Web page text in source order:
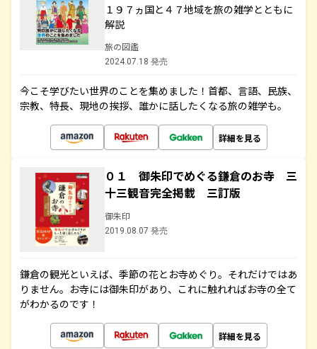
１９７ヵ国と４７地域を旅の雑学とともに
解説
旅の図鑑
2024.07.18 発売
今こそ学びたい世界のことを集めました！首都、言語、民族、
宗教、特長、現地の挨拶、誰かに話したくなる旅の雑学も。
詳細を見る
０１ 御朱印でめぐる鎌倉のお寺 三
十三観音完全掲載 三訂版
御朱印
2019.08.07 発売
鎌倉の観光といえば、季節の花とお寺めぐり。それだけではあ
りません。お寺には御朱印があり、これに触れればお寺の全て
がわかるのです！
詳細を見る